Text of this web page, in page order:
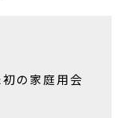
の家庭用会